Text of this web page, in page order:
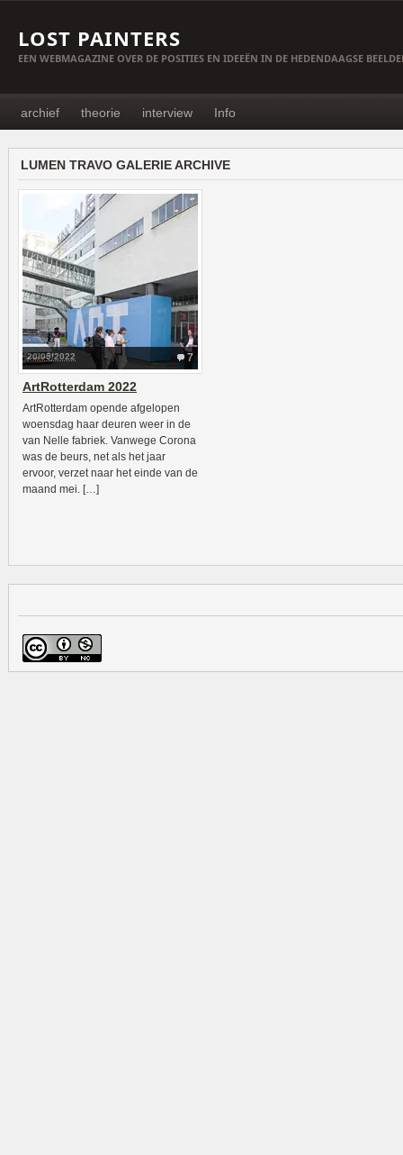
LOST PAINTERS
EEN WEBMAGAZINE OVER DE POSITIES EN IDEEËN IN DE HEDENDAAGSE
archief theorie interview Info
LUMEN TRAVO GALERIE ARCHIVE
7
20/05/2022
ArtRotterdam 2022
ArtRotterdam opende afgelopen
woensdag haar deuren weer in de
van Nelle fabriek. Vanwege Corona
was de beurs, net als het jaar
ervoor, verzet naar het einde van de
maand mei. […]